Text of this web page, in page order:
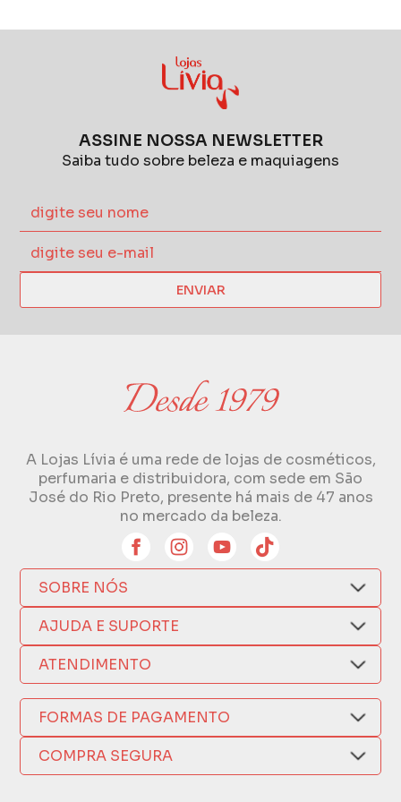
ASSINE NOSSA NEWSLETTER
Saiba tudo sobre beleza e maquiagens
ENVIAR
A Lojas Lívia é uma rede de lojas de cosméticos,
perfumaria e distribuidora, com sede em São
José do Rio Preto, presente há mais de 47 anos
no mercado da beleza.
SOBRE NÓS
Quem Somos
Compra Segura
Como Comprar
Nossas Lojas
Política de Privacidade
AJUDA E SUPORTE
Nosso Aplicativo
Trocas e Devoluções
Formas de Pagamento
Fretes e Entregas
Fabricantes
Termos de Compra e Venda
ATENDIMENTO
Fale por WhatsApp
(17) 3209-9595
sacweb@lojaslivia.com.br
FORMAS DE PAGAMENTO
COMPRA SEGURA